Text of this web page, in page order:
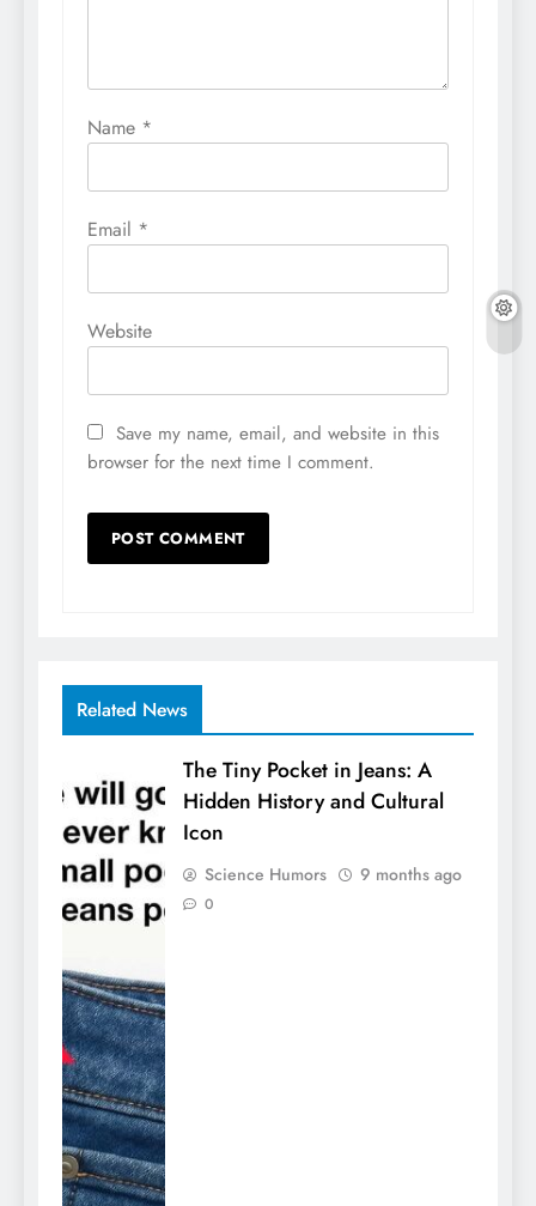
Name *
Email *
Website
Save my name, email, and website in this
browser for the next time I comment.
Related News
The Tiny Pocket in Jeans: A
Hidden History and Cultural
Icon
Science Humors 9 months ago
0